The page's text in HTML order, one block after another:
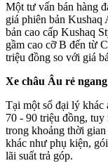
Một tư vấn bán hàng
giá phiên bản
bản cao cấp Kushaq
gầm cao cỡ B đến từ
triệu đồng so với giá
Xe châu Âu rẻ
Tại một số đại lý khác
70 - 90 triệu đồng,
trong khoảng thời
khác như phụ kiện,
lãi suất trả góp.